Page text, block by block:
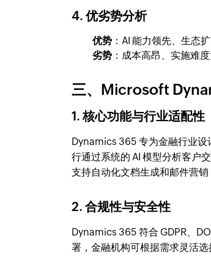
4. 优劣势分析
优势 ：AI 能力领先、生态
劣势 ：成本高昂、实施难
三、Microsoft
1. 核心功能与行业适配性
Dynamics 365 专为金融行业设
行通过系统的 AI 模型分析客户
支持自动化文档生成和邮件营销
2. 合规性与安全性
Dynamics 365 符合 GDPR、
署，金融机构可根据需求灵活选